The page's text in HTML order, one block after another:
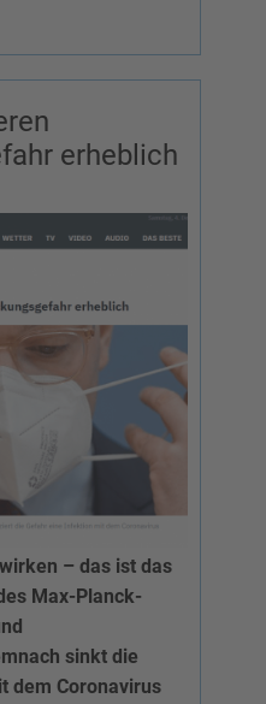
erheblich
– das ist das
Max-Planck-
sinkt die
dem Coronavirus